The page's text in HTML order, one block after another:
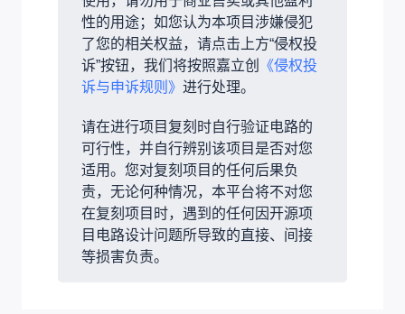
性的用途；如您认为本项目涉嫌侵犯
了您的相关权益，请点击上方“侵权投
诉”按钮，我们将按照嘉立创
《侵权投
诉与申诉规则》 进行处理。
请在进行项目复刻时自行验证电路的
可行性，并自行辨别该项目是否对您
适用。您对复刻项目的任何后果负
责，无论何种情况，本平台将不对您
在复刻项目时，遇到的任何因开源项
目电路设计问题所导致的直接、间接
等损害负责。